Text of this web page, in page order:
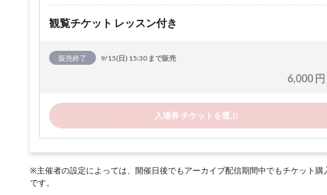
観覧チケット レッスン付き
販売終了 9/15(日) 15:30 まで販売
6,000 円
入場券 チケットを選ぶ
※主催者の設定によっては、開催日後でもアーカイブ配信期間中でもチケット購
です。